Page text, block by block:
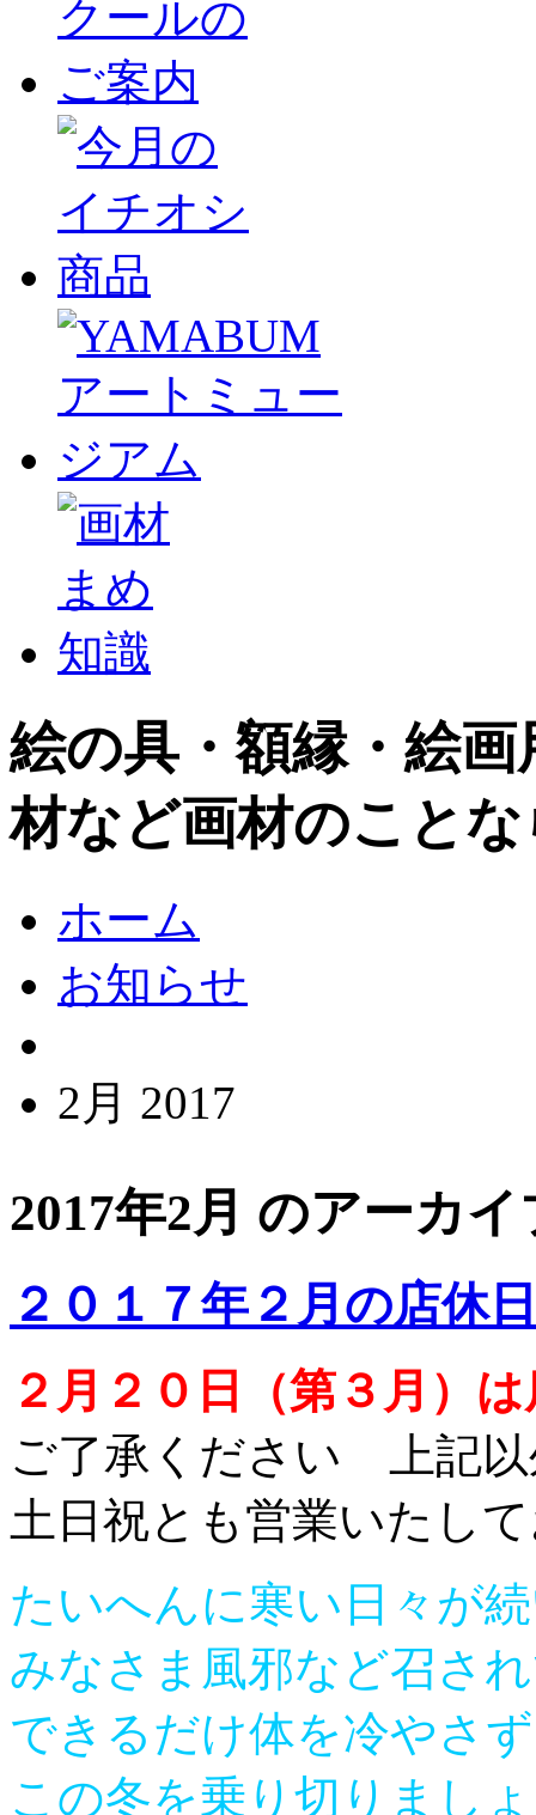
絵の具・額縁・絵
材など画材のこと
ホーム
お知らせ
2月 2017
2017年2月 のアーカイ
２０１７年２月の店休日
２月２０日（第３月）
ご了承ください 上記以
土日祝とも営業いたし
たいへんに寒い日々が
みなさま風邪など召さ
できるだけ体を冷やさ
この冬を乗り切りまし